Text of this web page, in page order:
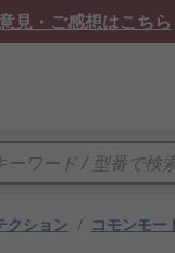
見・ご感想はこちら
クション / コモンモー